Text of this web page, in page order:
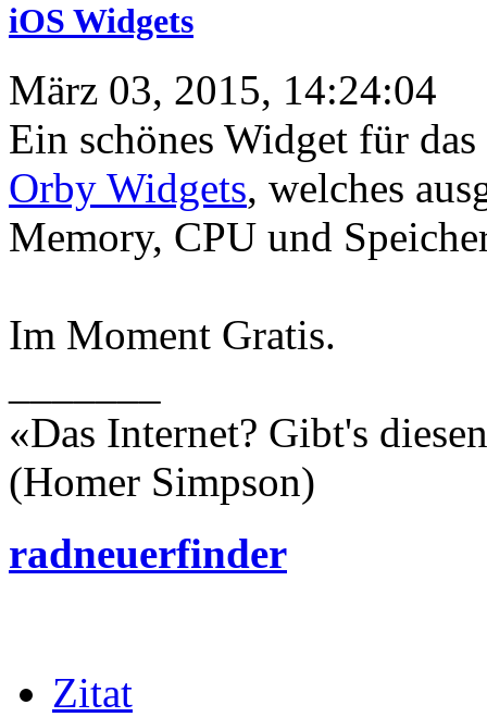
iOS Widgets
März 03, 2015, 14:24:04
Ein schönes Widget für
Orby Widgets, welches
Memory, CPU und
Im Moment Gratis.
«Das Internet? Gibt's
(Homer Simpson)
radneuerfinder
Zitat